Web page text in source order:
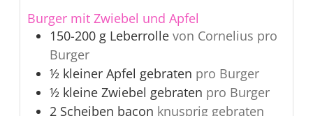
Burger mit Zwiebel und Apfel
150-200 g Leberrolle von Cornelius pro
Burger
½ kleiner Apfel gebraten pro Burger
½ kleine Zwiebel gebraten pro Burger
2 Scheiben bacon knusprig gebraten